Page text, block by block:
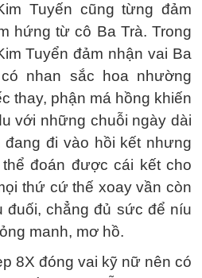
Tuyến cũng từng đảm
hứng từ cô Ba Trà. Trong
Tuyển đảm nhận vai Ba
nhan sắc hoa nhường
thay, phận má hồng khiến
với những chuỗi ngày dài
đang đi vào hồi kết nhưng
đoán được cái kết cho
thứ cứ thế xoay vần còn
đuối, chẳng đủ sức để níu
manh, mơ hồ.
8X đóng vai kỹ nữ nên có